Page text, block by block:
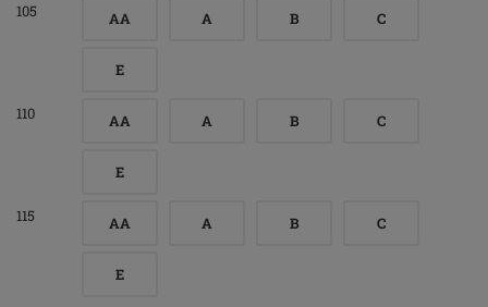
105 AA A B C
E
110 AA A B C
E
115 AA A B C
E